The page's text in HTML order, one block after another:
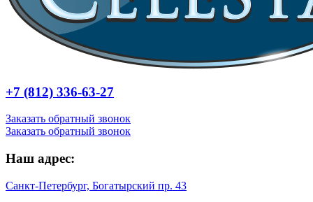
+7 (812) 336-63-27
Заказать обратный звонок
Заказать обратный звонок
Наш адрес:
Санкт-Петербург, Богатырский пр. 43